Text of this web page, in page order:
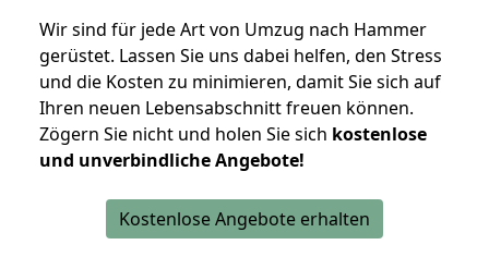
Wir sind für jede Art von Umzug nach Hammer
gerüstet. Lassen Sie uns dabei helfen, den Stress
und die Kosten zu minimieren, damit Sie sich auf
Ihren neuen Lebensabschnitt freuen können.
Zögern Sie nicht und holen Sie sich kostenlose
und unverbindliche Angebote!
Kostenlose Angebote erhalten